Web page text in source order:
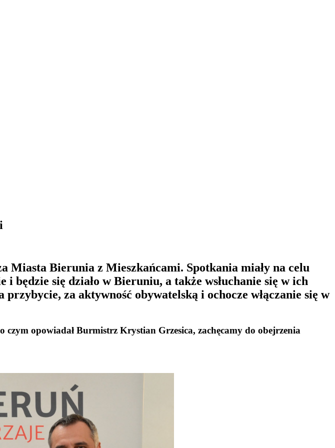
Miasta Bierunia z Mieszkańcami. Spotkania miały na celu
się działo w Bieruniu, a także wsłuchanie się w ich
za aktywność obywatelską i ochocze włączanie się w
czym opowiadał Burmistrz Krystian Grzesica, zachęcamy do obejrzenia